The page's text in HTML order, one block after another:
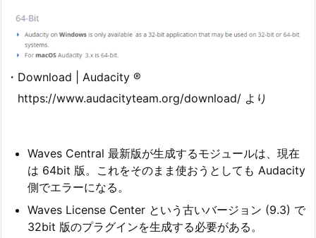
・Download | Audacity ®
https://www.audacityteam.org/download/ より
Waves Central 最新版が生成するモジュールは、現在
は 64bit 版。これをそのまま使おうとしても Audacity
側でエラーになる。
Waves License Center という古いバージョン (9.3) で
32bit 版のプラグインを生成する必要がある。